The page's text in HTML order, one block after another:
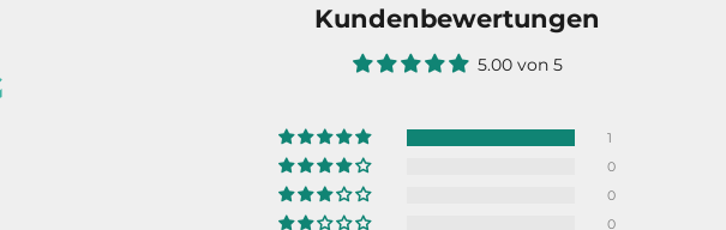
Kundenbewertungen
5.00 von 5
1
0
0
0